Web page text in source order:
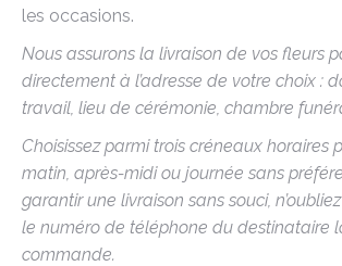
les occasions.
Nous assurons la livraison de vos fleurs
directement à l’adresse de votre choix :
travail, lieu de cérémonie, chambre
Choisissez parmi trois créneaux horaires
matin, après-midi ou journée sans
garantir une livraison sans souci,
le numéro de téléphone du destinataire
commande.